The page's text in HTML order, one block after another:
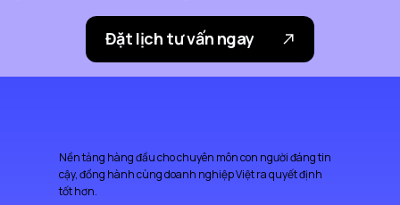
Đặt lịch tư vấn ngay
Nền tảng hàng đầu cho chuyên môn con người đáng tin
cậy, đồng hành cùng doanh nghiệp Việt ra quyết định
tốt hơn.